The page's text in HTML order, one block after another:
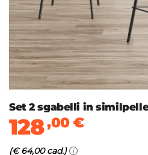
Set 2 sgabelli in
128,00€
(€ 64,00 cad.)